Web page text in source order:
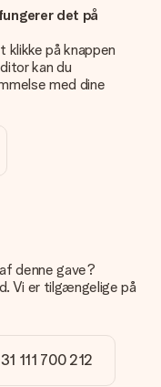
det på
klikke på knappen
kan du
med dine
personliggørelse
rigtige kvalitet?
med din gave. Derfor
vores
med den gave,
tjekke kvaliteten for
editor. Er dette for
denne gave?
Vi er tilgængelige på
111 700 212